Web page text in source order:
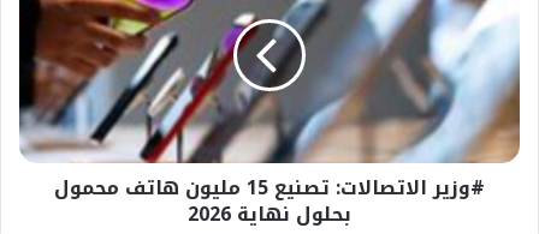
تصنيع
مليون
هاتف
محمول
بحلول
نهاية
#وزير الاتصالات: تصنيع 15 مليون هاتف محمول
بحلول نهاية 2026